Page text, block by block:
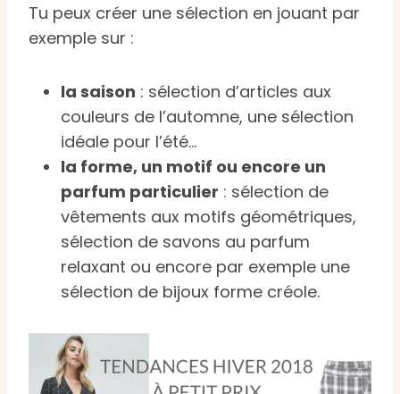
Tu peux créer une sélection en jouant par
exemple sur :
la saison : sélection d’articles aux
couleurs de l’automne, une sélection
idéale pour l’été…
la forme, un motif ou encore un
parfum particulier : sélection de
vêtements aux motifs géométriques,
sélection de savons au parfum
relaxant ou encore par exemple une
sélection de bijoux forme créole.